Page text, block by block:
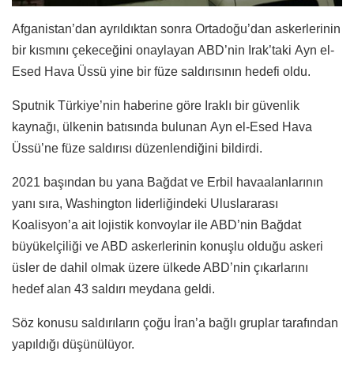
Afganistan’dan ayrıldıktan sonra Ortadoğu’dan askerlerinin
bir kısmını çekeceğini onaylayan ABD’nin Irak’taki Ayn el-
Esed Hava Üssü yine bir füze saldırısının hedefi oldu.
Sputnik Türkiye’nin haberine göre Iraklı bir güvenlik
kaynağı, ülkenin batısında bulunan Ayn el-Esed Hava
Üssü’ne füze saldırısı düzenlendiğini bildirdi.
2021 başından bu yana Bağdat ve Erbil havaalanlarının
yanı sıra, Washington liderliğindeki Uluslararası
Koalisyon’a ait lojistik konvoylar ile ABD’nin Bağdat
büyükelçiliği ve ABD askerlerinin konuşlu olduğu askeri
üsler de dahil olmak üzere ülkede ABD’nin çıkarlarını
hedef alan 43 saldırı meydana geldi.
Söz konusu saldırıların çoğu İran’a bağlı gruplar tarafından
yapıldığı düşünülüyor.